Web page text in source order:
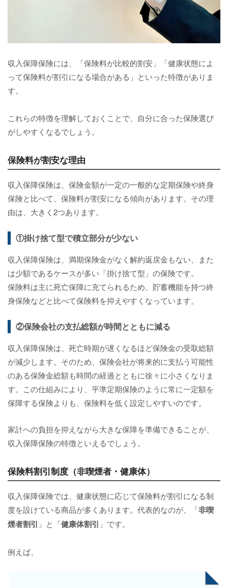
収入保障保険には、「保険料が比較的割安」「健康状態によ
って保険料が割引になる場合がある」といった特徴がありま
す。
これらの特徴を理解しておくことで、自分に合った保険選び
がしやすくなるでしょう。
保険料が割安な理由
収入保障保険は、保険金額が一定の一般的な定期保険や終身
保険と比べて、保険料が割安になる傾向があります。その理
由は、大きく2つあります。
①掛け捨て型で積立部分が少ない
収入保障保険は、満期保険金がなく解約返戻金もない、また
は少額であるケースが多い「掛け捨て型」の保険です。
保険料は主に死亡保障に充てられるため、貯蓄機能を持つ終
身保険などと比べて保険料を抑えやすくなっています。
②保険会社の支払総額が時間とともに減る
収入保障保険は、死亡時期が遅くなるほど保険金の受取総額
が減少します。そのため、保険会社が将来的に支払う可能性
のある保険金総額も時間の経過とともに徐々に小さくなりま
す。この仕組みにより、平準定期保険のように常に一定額を
保障する保険よりも、保険料を低く設定しやすいのです。
家計への負担を抑えながら大きな保障を準備できることが、
収入保障保険の特徴といえるでしょう。
保険料割引制度（非喫煙者・健康体）
収入保障保険では、健康状態に応じて保険料が割引になる制
度を設けている商品が多くあります。代表的なのが、「非喫
煙者割引 」と「健康体割引 」です。
例えば、